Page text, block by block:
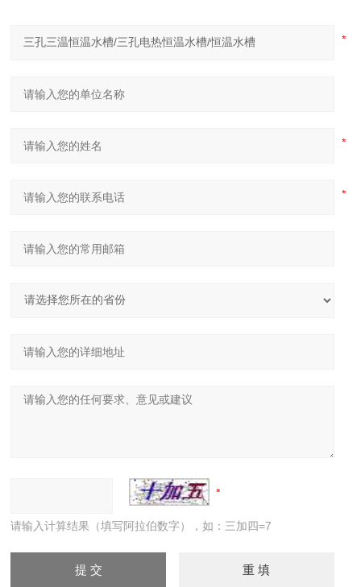
请输入计算结果（填写阿拉伯数字），如：三加四=7